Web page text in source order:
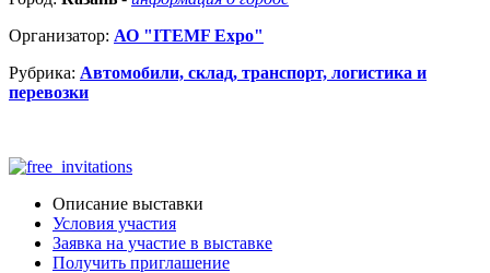
Организатор: АО "ITEMF Expo"
Рубрика: Автомобили, склад, транспорт, логистика и
перевозки
Описание выставки
Условия участия
Заявка на участие в выставке
Получить приглашение